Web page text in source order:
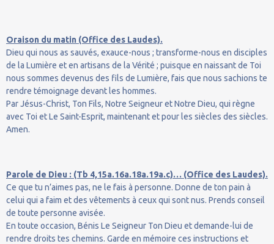
Oraison du matin (Office des Laudes).
Dieu qui nous as sauvés, exauce-nous ; transforme-nous en disciples
de la Lumière et en artisans de la Vérité ; puisque en naissant de Toi
nous sommes devenus des fils de Lumière, fais que nous sachions te
rendre témoignage devant les hommes.
Par Jésus-Christ, Ton Fils, Notre Seigneur et Notre Dieu, qui règne
avec Toi et Le Saint-Esprit, maintenant et pour les siècles des siècles.
Amen.
Parole de Dieu : (Tb 4,15a.16a.18a.19a.c)… (Office des Laudes).
Ce que tu n’aimes pas, ne le fais à personne. Donne de ton pain à
celui qui a faim et des vêtements à ceux qui sont nus. Prends conseil
de toute personne avisée.
En toute occasion, Bénis Le Seigneur Ton Dieu et demande-lui de
rendre droits tes chemins. Garde en mémoire ces instructions et